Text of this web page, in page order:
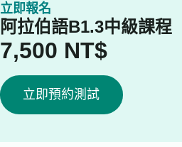
立即報名
阿拉伯語B1.3中級課程
7,500 NT$
立即預約測試